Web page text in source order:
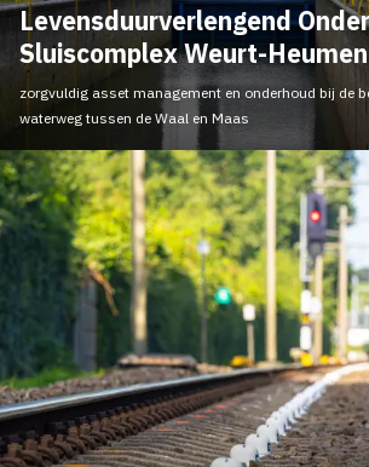
Levensduurverlengend
Sluiscomplex Weurt-Heumen
zorgvuldig asset management en onderhoud bij de
waterweg tussen de Waal en Maas